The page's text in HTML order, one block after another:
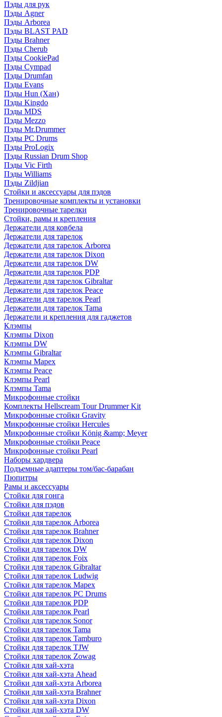
Пэды для рук
Пэды Agner
Пэды Arborea
Пэды BLAST PAD
Пэды Brahner
Пэды Cherub
Пэды CookiePad
Пэды Cympad
Пэды Drumfan
Пэды Evans
Пэды Hun (Хан)
Пэды Kingdo
Пэды MDS
Пэды Mezzo
Пэды Mr.Drummer
Пэды PC Drums
Пэды ProLogix
Пэды Russian Drum Shop
Пэды Vic Firth
Пэды Williams
Пэды Zildjian
Стойки и аксессуары для пэдов
Тренировочные комплекты и установки
Тренировочные тарелки
Стойки, рамы и крепления
Держатели для ковбела
Держатели для тарелок
Держатели для тарелок Arborea
Держатели для тарелок Dixon
Держатели для тарелок DW
Держатели для тарелок PDP
Держатели для тарелок Gibraltar
Держатели для тарелок Peace
Держатели для тарелок Pearl
Держатели для тарелок Tama
Держатели и крепления для гаджетов
Клэмпы
Клэмпы Dixon
Клэмпы DW
Клэмпы Gibraltar
Клэмпы Mapex
Клэмпы Peace
Клэмпы Pearl
Клэмпы Tama
Микрофонные стойки
Комплекты Hellscream Tour Drummer Kit
Микрофонные стойки Gravity
Микрофонные стойки Hercules
Микрофонные стойки König &amp; Meyer
Микрофонные стойки Peace
Микрофонные стойки Pearl
Наборы хардвера
Подъемные адаптеры том/бас-барабан
Пюпитры
Рамы и аксессуары
Стойки для гонга
Стойки для пэдов
Стойки для тарелок
Стойки для тарелок Arborea
Стойки для тарелок Brahner
Стойки для тарелок Dixon
Стойки для тарелок DW
Стойки для тарелок Foix
Стойки для тарелок Gibraltar
Стойки для тарелок Ludwig
Стойки для тарелок Mapex
Стойки для тарелок PC Drums
Стойки для тарелок PDP
Стойки для тарелок Pearl
Стойки для тарелок Sonor
Стойки для тарелок Tama
Стойки для тарелок Tamburo
Стойки для тарелок TJW
Стойки для тарелок Zowag
Стойки для хай-хэта
Стойки для хай-хэта Ahead
Стойки для хай-хэта Arborea
Стойки для хай-хэта Brahner
Стойки для хай-хэта Dixon
Стойки для хай-хэта DW